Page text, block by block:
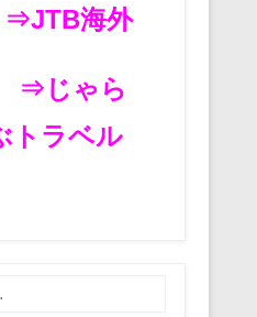
⇒JTB海外
⇒じゃら
トラベル